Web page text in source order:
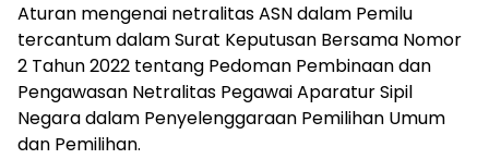
Aturan mengenai netralitas ASN dalam Pemilu
tercantum dalam Surat Keputusan Bersama Nomor
2 Tahun 2022 tentang Pedoman Pembinaan dan
Pengawasan Netralitas Pegawai Aparatur Sipil
Negara dalam Penyelenggaraan Pemilihan Umum
dan Pemilihan.